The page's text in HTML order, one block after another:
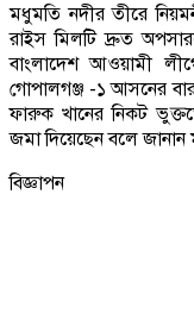
মধুমতি নদীর তীরে
রাইস মিলটি দ্রুত
বাংলাদেশ আওয়ামী
গোপালগঞ্জ -১ আসনের
ফারুক খানের নিকট
জমা দিয়েছেন বলে জানান
বিজ্ঞাপন